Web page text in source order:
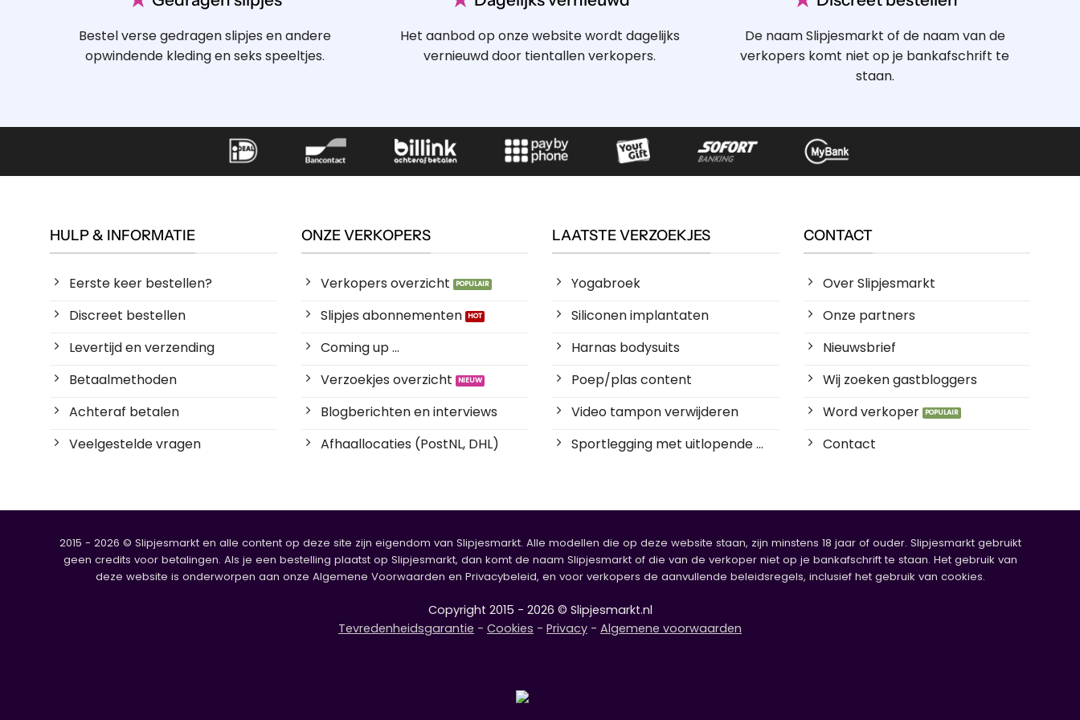
Bestel verse gedragen slipjes en andere
opwindende kleding en seks speeltjes.
Het aanbod op onze website wordt dagelijks
vernieuwd door tientallen verkopers.
De naam Slipjesmarkt of de naam van de
verkopers komt niet op je bankafschrift te
staan.
HULP & INFORMATIE
Eerste keer bestellen?
Discreet bestellen
Levertijd en verzending
Betaalmethoden
Achteraf betalen
Veelgestelde vragen
ONZE VERKOPERS
Verkopers overzicht
Slipjes abonnementen
Coming up ...
Verzoekjes overzicht
Blogberichten en interviews
Afhaallocaties (PostNL, DHL)
LAATSTE VERZOEKJES
Yogabroek
Siliconen implantaten
Harnas bodysuits
Poep/plas content
Video tampon verwijderen
Sportlegging met uitlopende ...
CONTACT
Over Slipjesmarkt
Onze partners
Nieuwsbrief
Wij zoeken gastbloggers
Word verkoper
Contact
2015 - 2026 © Slipjesmarkt en alle content op deze site zijn eigendom van Slipjesmarkt. Alle modellen die op deze website staan, zijn minstens 18 jaar of ouder. Slipjesmarkt gebruikt
geen credits voor betalingen. Als je een bestelling plaatst op Slipjesmarkt, dan komt de naam Slipjesmarkt of die van de verkoper niet op je bankafschrift te staan. Het gebruik van
deze website is onderworpen aan onze Algemene Voorwaarden en Privacybeleid, en voor verkopers de aanvullende beleidsregels, inclusief het gebruik van cookies.
Copyright 2015 - 2026 © Slipjesmarkt.nl
Tevredenheidsgarantie - Cookies - Privacy - Algemene voorwaarden